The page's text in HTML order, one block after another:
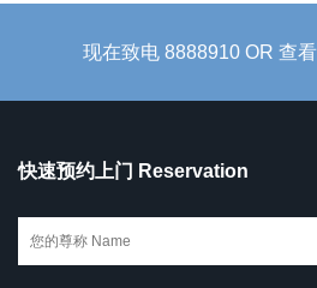
现在致电 8888910 OR 查
快速预约上门 Reservation